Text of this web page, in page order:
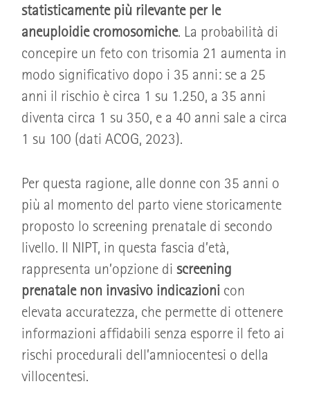
statisticamente più rilevante per le
aneuploidie cromosomiche. La probabilità di
concepire un feto con trisomia 21 aumenta in
modo significativo dopo i 35 anni: se a 25
anni il rischio è circa 1 su 1.250, a 35 anni
diventa circa 1 su 350, e a 40 anni sale a circa
1 su 100 (dati ACOG, 2023).
Per questa ragione, alle donne con 35 anni o
più al momento del parto viene storicamente
proposto lo screening prenatale di secondo
livello. Il NIPT, in questa fascia d’età,
rappresenta un’opzione discreening
prenatale non invasivo indicazioni con
elevata accuratezza, che permette di ottenere
informazioni affidabili senza esporre il feto ai
rischi procedurali dell’amniocentesi o della
villocentesi.